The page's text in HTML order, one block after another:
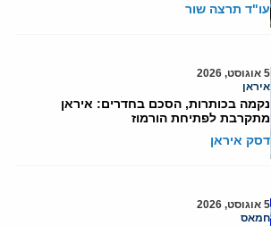
עו"ד תרצה שור
5 אוגוסט, 2026
איראן
נקמה בכותרות, הסכם בחדרים: איראן
מתקרבת לפתיחת הורמוז
דסק איראן
5 אוגוסט, 2026
חמאס